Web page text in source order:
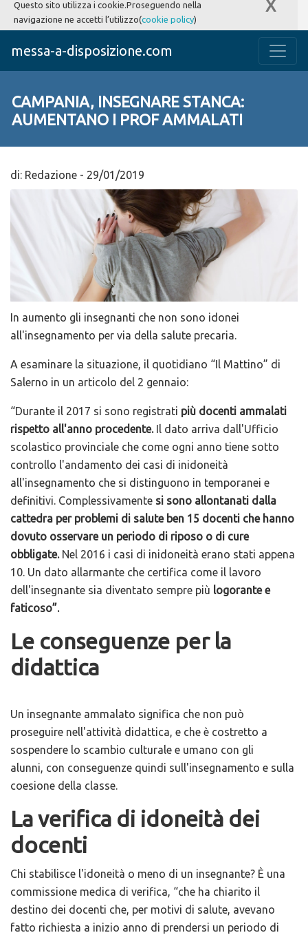
Questo sito utilizza i cookie.Proseguendo nella
navigazione ne accetti l’utilizzo(cookie policy)
X
messa-a-disposizione.com
CAMPANIA, INSEGNARE STANCA:
AUMENTANO I PROF AMMALATI
di: Redazione - 29/01/2019
In aumento gli insegnanti che non sono idonei
all'insegnamento per via della salute precaria.
A esaminare la situazione, il quotidiano “Il Mattino” di
Salerno in un articolo del 2 gennaio:
“Durante il 2017 si sono registrati più docenti ammalati
rispetto all'anno procedente. Il dato arriva dall'Ufficio
scolastico provinciale che come ogni anno tiene sotto
controllo l'andamento dei casi di inidoneità
all'insegnamento che si distinguono in temporanei e
definitivi. Complessivamente si sono allontanati dalla
cattedra per problemi di salute ben 15 docenti che hanno
dovuto osservare un periodo di riposo o di cure
obbligate. Nel 2016 i casi di inidoneità erano stati appena
10. Un dato allarmante che certifica come il lavoro
dell'insegnante sia diventato sempre più logorante e
faticoso”.
Le conseguenze per la
didattica
Un insegnante ammalato significa che non può
proseguire nell'attività didattica, e che è costretto a
sospendere lo scambio culturale e umano con gli
alunni, con conseguenze quindi sull'insegnamento e sulla
coesione della classe.
La verifica di idoneità dei
docenti
Chi stabilisce l'idoneità o meno di un insegnante? È una
commissione medica di verifica, “che ha chiarito il
destino dei docenti che, per motivi di salute, avevano
fatto richiesta a inizio anno di prendersi un periodo di